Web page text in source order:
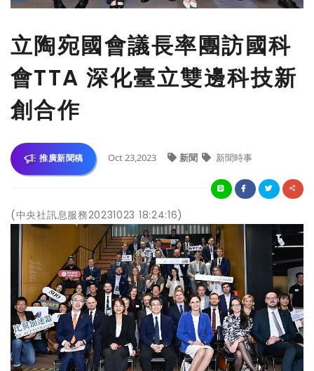
立陶宛國會議長率團訪國科
會TTA 深化臺立雙邊科技新
創合作
推廣新聞稿 Oct 23,2023 新聞 新聞時事
(中央社訊息服務20231023 18:24:16)